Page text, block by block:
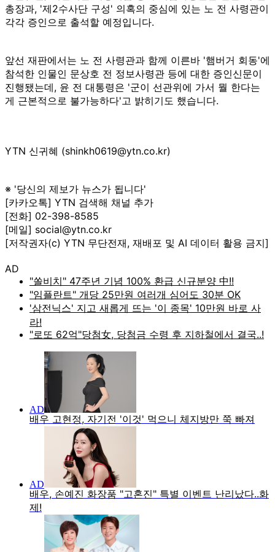
총장과, '제2수사단 구성' 의혹의 중심에 있는 노 전 사령관이
각각 증인으로 출석할 예정입니다.
앞선 재판에서는 노 전 사령관과 함께 이른바 '햄버거 회동'에
참석한 인물인 문상호 전 정보사령관 등에 대한 증인신문이
진행됐는데, 윤 전 대통령은 '군이 선관위에 가서 뭘 한다는
게 근본적으로 불가능하다'고 밝히기도 했습니다.
YTN 신귀혜 (shinkh0619@ytn.co.kr)
※ '당신의 제보가 뉴스가 됩니다'
[카카오톡] YTN 검색해 채널 추가
[전화] 02-398-8585
[메일] social@ytn.co.kr
[저작권자(c) YTN 무단전재, 재배포 및 AI 데이터 활용 금지]
AD